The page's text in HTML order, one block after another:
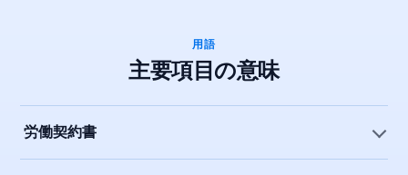
用語
主要項目の意味
労働契約書